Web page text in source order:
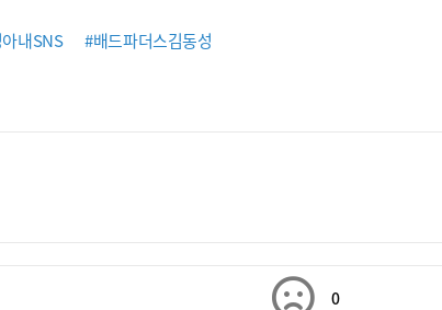
내SNS #배드파더스김동성
0